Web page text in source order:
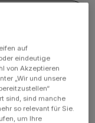
1919auf
eindeutige
von Akzeptieren
„Wir und unsere
sind, sind manche
so relevant für Sie.
um Ihre